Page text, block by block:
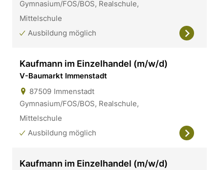
Gymnasium/FOS/BOS, Realschule,
Mittelschule
Ausbildung möglich
Kaufmann im Einzelhandel (m/w/d)
V-Baumarkt Immenstadt
87509 Immenstadt
Gymnasium/FOS/BOS, Realschule,
Mittelschule
Ausbildung möglich
Kaufmann im Einzelhandel (m/w/d)